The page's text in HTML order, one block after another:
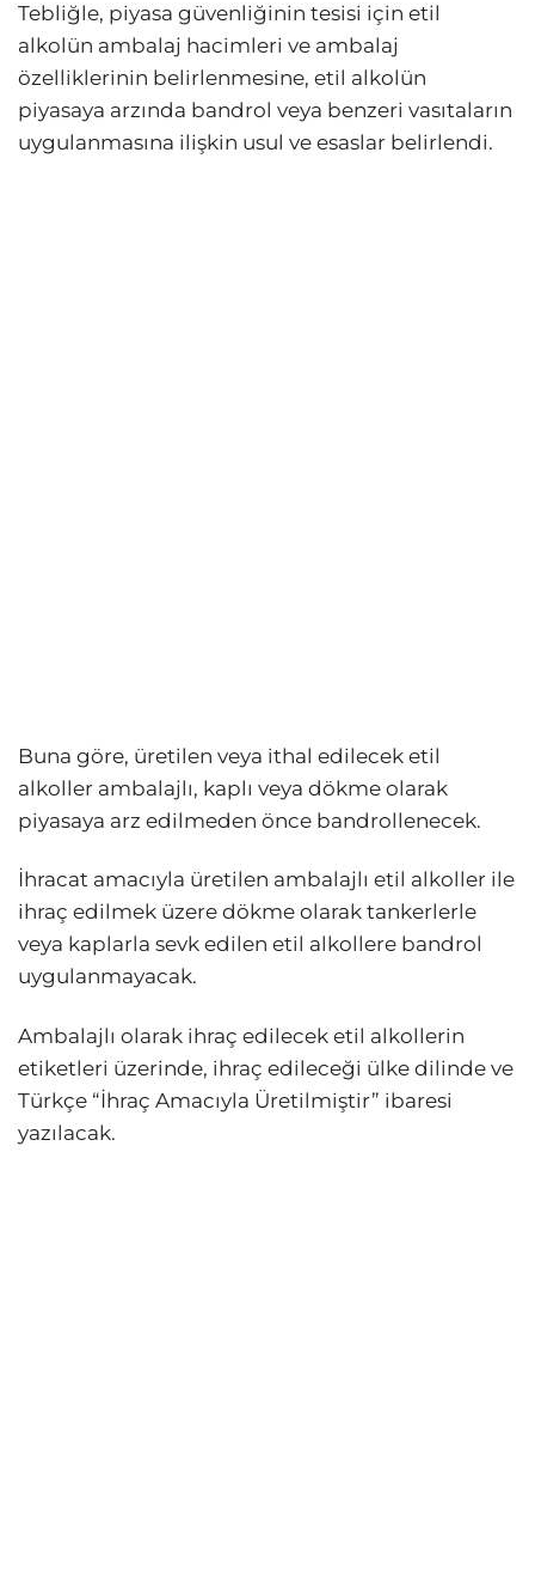
Tebliğle, piyasa güvenliğinin tesisi için etil
alkolün ambalaj hacimleri ve ambalaj
özelliklerinin belirlenmesine, etil alkolün
piyasaya arzında bandrol veya benzeri vasıtaların
uygulanmasına ilişkin usul ve esaslar belirlendi.
Buna göre, üretilen veya ithal edilecek etil
alkoller ambalajlı, kaplı veya dökme olarak
piyasaya arz edilmeden önce bandrollenecek.
İhracat amacıyla üretilen ambalajlı etil alkoller ile
ihraç edilmek üzere dökme olarak tankerlerle
veya kaplarla sevk edilen etil alkollere bandrol
uygulanmayacak.
Ambalajlı olarak ihraç edilecek etil alkollerin
etiketleri üzerinde, ihraç edileceği ülke dilinde ve
Türkçe “İhraç Amacıyla Üretilmiştir” ibaresi
yazılacak.